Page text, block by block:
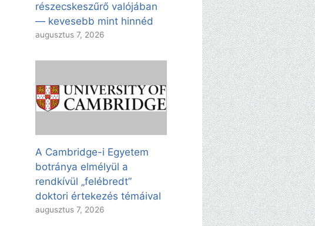
részecskeszűrő valójában
— kevesebb mint hinnéd
augusztus 7, 2026
A Cambridge-i Egyetem
botránya elmélyül a
rendkívül „felébredt”
doktori értekezés témáival
augusztus 7, 2026